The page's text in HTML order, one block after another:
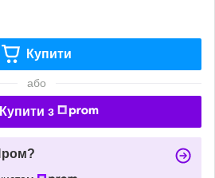
Купити
або
Купити з